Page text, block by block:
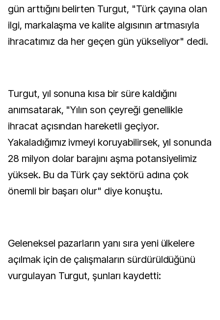
gün arttığını belirten Turgut, "Türk çayına olan
ilgi, markalaşma ve kalite algısının artmasıyla
ihracatımız da her geçen gün yükseliyor" dedi.
Turgut, yıl sonuna kısa bir süre kaldığını
anımsatarak, "Yılın son çeyreği genellikle
ihracat açısından hareketli geçiyor.
Yakaladığımız ivmeyi koruyabilirsek, yıl sonunda
28 milyon dolar barajını aşma potansiyelimiz
yüksek. Bu da Türk çay sektörü adına çok
önemli bir başarı olur" diye konuştu.
Geleneksel pazarların yanı sıra yeni ülkelere
açılmak için de çalışmaların sürdürüldüğünü
vurgulayan Turgut, şunları kaydetti: